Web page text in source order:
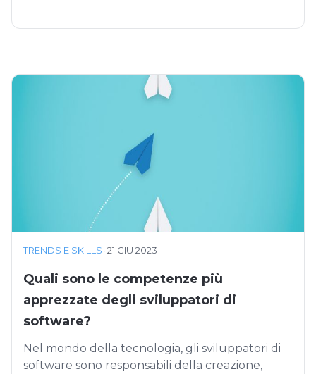
TRENDS E SKILLS ·21 GIU 2023
Quali sono le competenze più
apprezzate degli sviluppatori di
software?
Nel mondo della tecnologia, gli sviluppatori di
software sono responsabili della creazione,